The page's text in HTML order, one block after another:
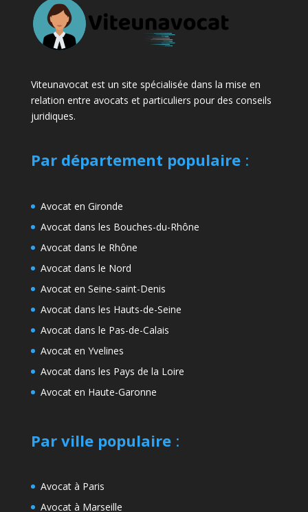
Viteunavocat est un site spécialisée dans la mise en
relation entre avocats et particuliers pour des conseils
juridiques.
Par département populaire:
Avocat en Gironde
Avocat dans les Bouches-du-Rhône
Avocat dans le Rhône
Avocat dans le Nord
Avocat en Seine-saint-Denis
Avocat dans les Hauts-de-Seine
Avocat dans le Pas-de-Calais
Avocat en Yvelines
Avocat dans les Pays de la Loire
Avocat en Haute-Garonne
Par ville populaire:
Avocat à Paris
Avocat à Marseille